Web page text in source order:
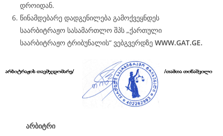
დროიდან.
წინამდებარე დადგენილება გამოქვეყნდეს
საარბიტრაჟო სასამართლო შპს „ქართული
საარბიტრაჟო ტრიბუნალის“ ვებგვერდზე WWW.GAT.GE.
არბიტრი